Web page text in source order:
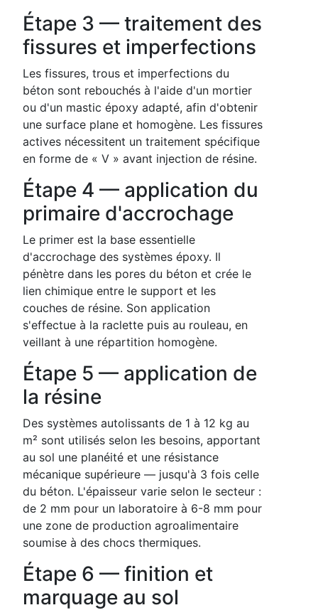
Étape 3 — traitement des
fissures et imperfections
Les fissures, trous et imperfections du
béton sont rebouchés à l'aide d'un mortier
ou d'un mastic époxy adapté, afin d'obtenir
une surface plane et homogène. Les fissures
actives nécessitent un traitement spécifique
en forme de « V » avant injection de résine.
Étape 4 — application du
primaire d'accrochage
Le primer est la base essentielle
d'accrochage des systèmes époxy. Il
pénètre dans les pores du béton et crée le
lien chimique entre le support et les
couches de résine. Son application
s'effectue à la raclette puis au rouleau, en
veillant à une répartition homogène.
Étape 5 — application de
la résine
Des systèmes autolissants de 1 à 12 kg au
m² sont utilisés selon les besoins, apportant
au sol une planéité et une résistance
mécanique supérieure — jusqu'à 3 fois celle
du béton. L'épaisseur varie selon le secteur :
de 2 mm pour un laboratoire à 6-8 mm pour
une zone de production agroalimentaire
soumise à des chocs thermiques.
Étape 6 — finition et
marquage au sol